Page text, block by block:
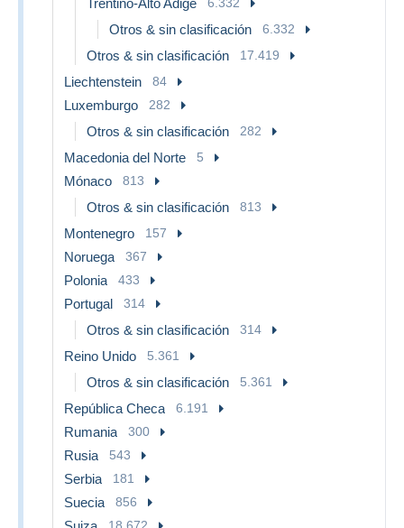
Otros & sin clasificación 6.332
Otros & sin clasificación 17.419
Liechtenstein 84
Luxemburgo 282
Otros & sin clasificación 282
Macedonia del Norte 5
Mónaco 813
Otros & sin clasificación 813
Montenegro 157
Noruega 367
Polonia 433
Portugal 314
Otros & sin clasificación 314
Reino Unido 5.361
Otros & sin clasificación 5.361
República Checa 6.191
Rumania 300
Rusia 543
Serbia 181
Suecia 856